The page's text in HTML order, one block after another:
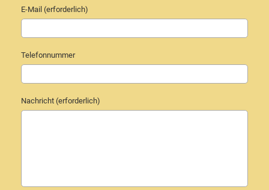
E-Mail (erforderlich)
Telefonnummer
Nachricht (erforderlich)